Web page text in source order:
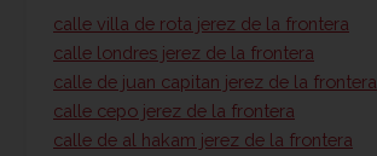
calle villa de rota jerez de la frontera
calle londres jerez de la frontera
calle de juan capitan jerez de la frontera
calle cepo jerez de la frontera
calle de al hakam jerez de la frontera